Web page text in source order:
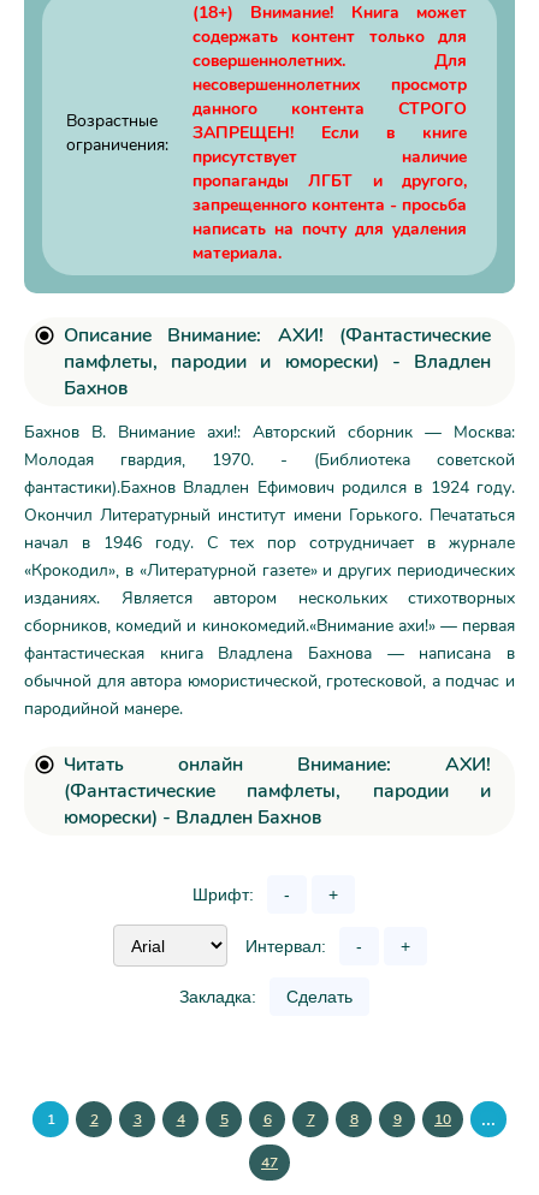
Возрастные
ограничения:
(18+) Внимание! Книга может
содержать контент только для
совершеннолетних. Для
несовершеннолетних просмотр
данного контента СТРОГО
ЗАПРЕЩЕН! Если в книге
присутствует наличие
пропаганды ЛГБТ и другого,
запрещенного контента - просьба
написать на почту для удаления
материала.
Описание Внимание: АХИ! (Фантастические
памфлеты, пародии и юморески) - Владлен
Бахнов
Бахнов В. Внимание ахи!: Авторский сборник — Москва:
Молодая гвардия, 1970. - (Библиотека советской
фантастики).Бахнов Владлен Ефимович родился в 1924 году.
Окончил Литературный институт имени Горького. Печататься
начал в 1946 году. С тех пор сотрудничает в журнале
«Крокодил», в «Литературной газете» и других периодических
изданиях. Является автором нескольких стихотворных
сборников, комедий и кинокомедий.«Внимание ахи!» — первая
фантастическая книга Владлена Бахнова — написана в
обычной для автора юмористической, гротесковой, а подчас и
пародийной манере.
Читать онлайн Внимание: АХИ!
(Фантастические памфлеты, пародии и
юморески) - Владлен Бахнов
Шрифт: - +
Интервал: - +
Закладка: Сделать
1 2 3 4 5 6 7 8 9 10 ...
47